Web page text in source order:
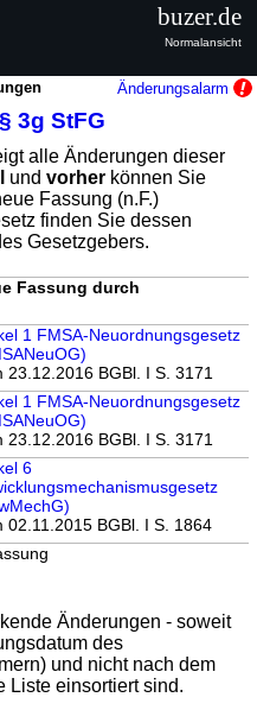
Änderungsalarm
§ 3g StFG
alle Änderungen dieser
undvorher können Sie
Fassung (n.F.)
finden Sie dessen
Gesetzgebers.
Fassung durch
1 FMSA-Neuordnungsgesetz
23.12.2016 BGBl. I S. 3171
1 FMSA-Neuordnungsgesetz
23.12.2016 BGBl. I S. 3171
6
02.11.2015 BGBl. I S. 1864
Änderungen - soweit
des
und nicht nach dem
Liste einsortiert sind.
buzer.de
Normalansicht